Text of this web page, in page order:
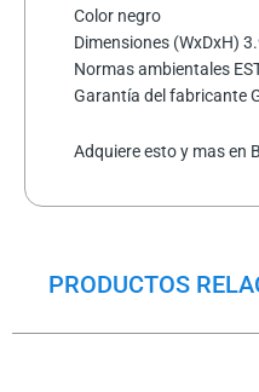
Color negro
Dimensiones (WxDxH)
Normas ambientales
Garantía del fabricante
Adquiere esto y mas en
PRODUCTOS